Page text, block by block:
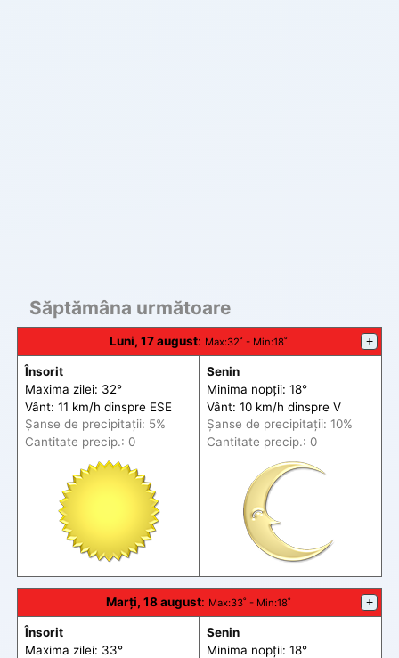
Săptămâna următoare
Luni, 17 august: Max:32˚ - Min:18˚ +
Însorit
Maxima zilei: 32°
Vânt: 11 km/h dinspre ESE
Șanse de precipitații: 5%
Cantitate precip.: 0
Senin
Minima nopții: 18°
Vânt: 10 km/h dinspre V
Șanse de precipitații: 10%
Cantitate precip.: 0
Marți, 18 august: Max:33˚ - Min:18˚ +
Însorit
Maxima zilei: 33°
Senin
Minima nopții: 18°